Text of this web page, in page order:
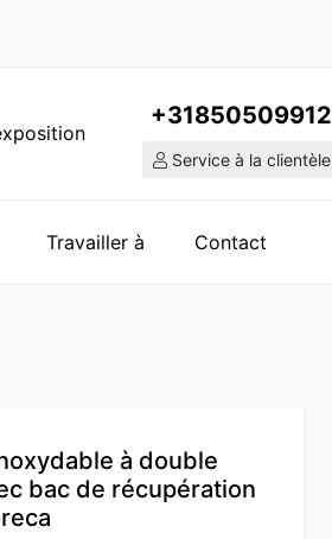
+31850509912
Service à la clientèle
Travailler à Contact
à double
bac de récupération